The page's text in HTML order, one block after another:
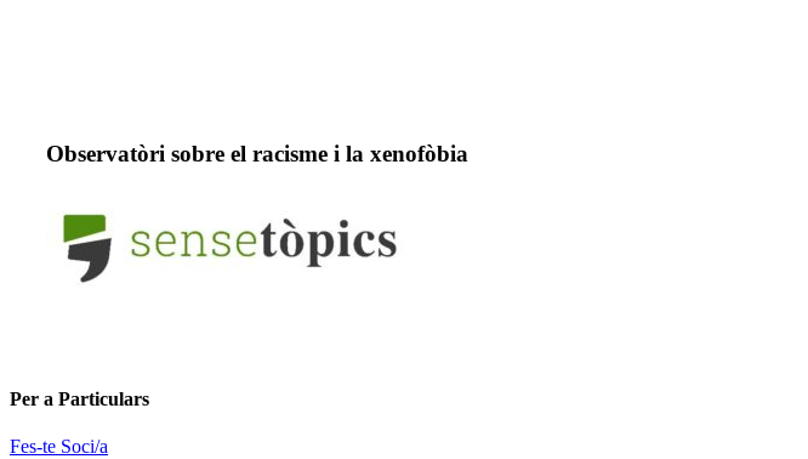
Observatòri sobre el racisme i la xenofòbia
Per a Particulars
Fes-te Soci/a